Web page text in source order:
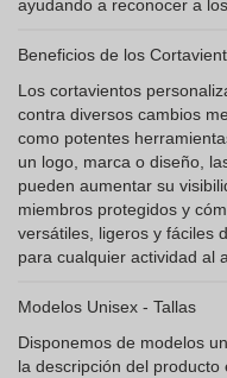
ayudando a reconocer a
Beneficios de los
Los cortavientos
contra diversos cambios
como potentes
un logo, marca o diseño,
pueden aumentar su
miembros protegidos y
versátiles, ligeros y fáciles
para cualquier actividad al
Modelos Unisex - Tallas
Disponemos de modelos
la descripción del